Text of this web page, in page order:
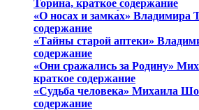
Торина, краткое содержание
«О носах и замка́х» Владимира
содержание
«Тайны старой аптеки»
содержание
«Они сражались за Родину»
краткое содержание
«Судьба человека» Михаила
содержание